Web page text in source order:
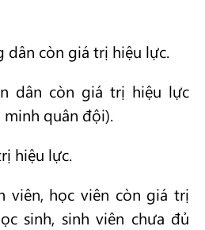
dân còn giá trị hiệu lực.
dân còn giá trị hiệu lực
quân đội).
hiệu lực.
viên, học viên còn giá trị
sinh, sinh viên chưa đủ